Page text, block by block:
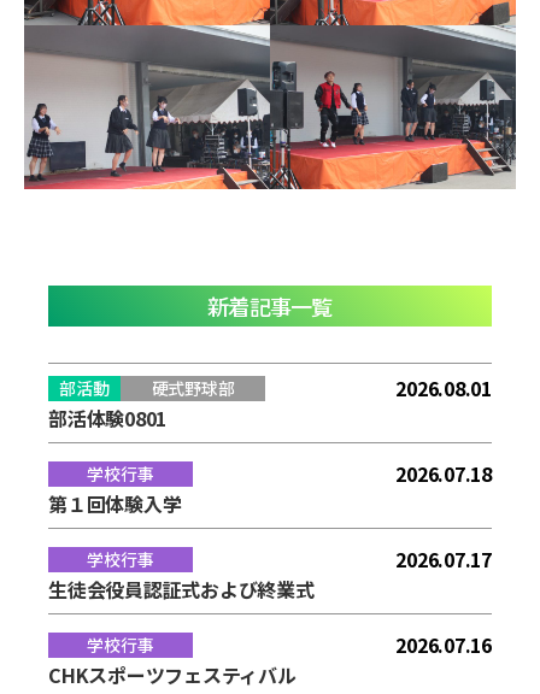
新着記事一覧
部活動 硬式野球部
2026.08.01
部活体験0801
学校行事
2026.07.18
第１回体験入学
学校行事
2026.07.17
生徒会役員認証式および終業式
学校行事
2026.07.16
CHKスポーツフェスティバル